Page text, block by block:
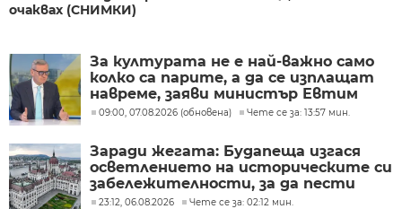
очаквах (СНИМКИ)
За културата не е най-важно само
колко са парите, а да се изплащат
навреме, заяви министър Евтим
Милошев
09:00, 07.08.2026 (обновена) Чете се за: 13:57 мин.
Заради жегата: Будапеща изгася
осветлението на историческите си
забележителности, за да пести
енергия
23:12, 06.08.2026 Чете се за: 02:12 мин.